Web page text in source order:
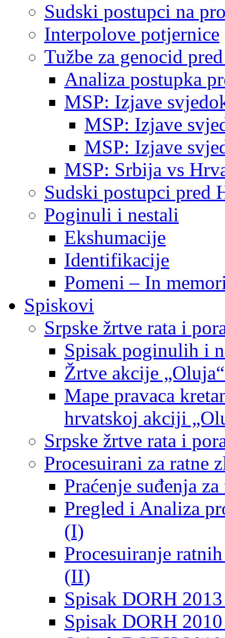
Sudski postupci na
Interpolove potjernice
Tužbe za genocid
Analiza postupka
MSP: Izjave
MSP: Izjave
MSP: Izjave
MSP: Srbija vs
Sudski postupci pred
Poginuli i nestali
Ekshumacije
Identifikacije
Pomeni – In
Spiskovi
Srpske žrtve rata i
Spisak poginulih i
Žrtve akcije
Mape pravaca
hrvatskoj akciji
Srpske žrtve rata i
Procesuirani za ratne
Praćenje suđenja
Pregled i Analiza
(I)
Procesuiranje
(II)
Spisak DORH
Spisak DORH